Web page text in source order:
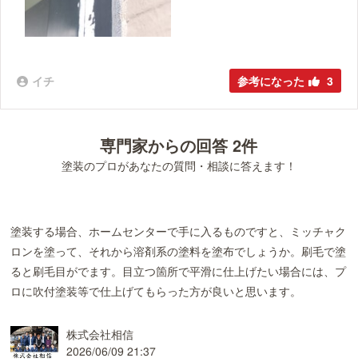
イチ 参考になった 3
専門家からの回答 2件
塗装のプロがあなたの質問・相談に答えます！
塗装する場合、ホームセンターで手に入るものですと、ミッチャク
ロンを塗って、それから溶剤系の塗料を塗布でしょうか。刷毛で塗
ると刷毛目がでます。目立つ箇所で平滑に仕上げたい場合には、プ
ロに吹付塗装等で仕上げてもらった方が良いと思います。
株式会社相信
2026/06/09 21:37